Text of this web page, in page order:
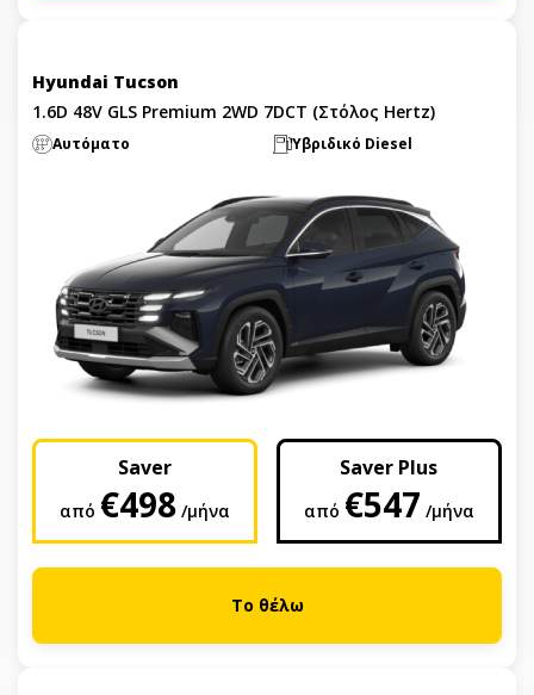
Hyundai Tucson
1.6D 48V GLS Premium 2WD 7DCT (Στόλος Hertz)
Αυτόματο Υβριδικό Diesel
Saver
από €498 /μήνα
Saver Plus
από €547 /μήνα
Το θέλω